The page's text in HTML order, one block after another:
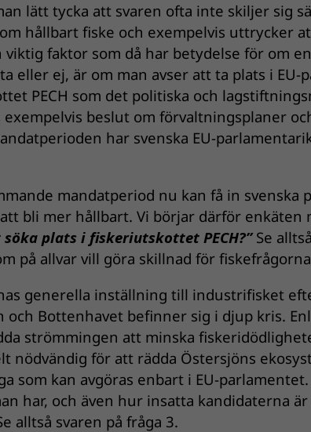
lätt tycka att svaren ofta inte skiljer sig
hållbart fiske och exempelvis uttrycker
faktor som då har betydelse för om
eller ej, är om man avser att ta plats i EU-
PECH som det politiska och
beslut om förvaltningsplaner
har svenska EU-
mandatperiod nu kan få in svenska
bli mer hållbart. Vi börjar därför enkäten
plats i fiskeriutskottet PECH?”Se
på allvar vill göra skillnad för
generella inställning till industrifisket
och Bottenhavet befinner sig i djup kris.
strömmingen att minska
nödvändig för att rädda Östersjöns
som kan avgöras enbart i EU-
har, och även hur insatta kandidaterna
alltså svaren på fråga 3.